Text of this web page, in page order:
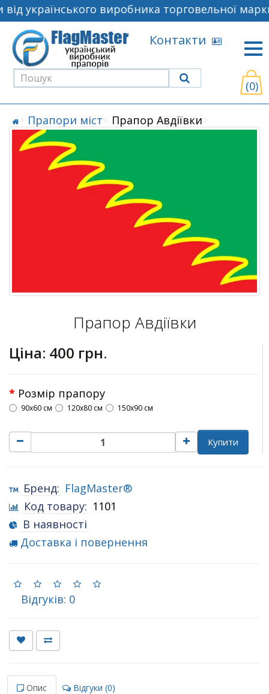
українського виробника торговельної
Контакти
(0)
Прапори міст Прапор Авдіївки
Прапор Авдіївки
Ціна: 400 грн.
Розмір прапору
90х60 см 120х80 см 150х90 см
Купити
Бренд: FlagMaster®
Код товару: 1101
В наявності
Доставка і повернення
Відгуків: 0
Опис Відгуки (0)